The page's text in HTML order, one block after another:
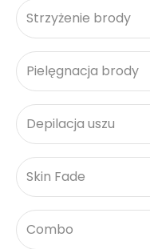
Strzyżenie brody
Pielęgnacja brody
Depilacja uszu
Skin Fade
Combo